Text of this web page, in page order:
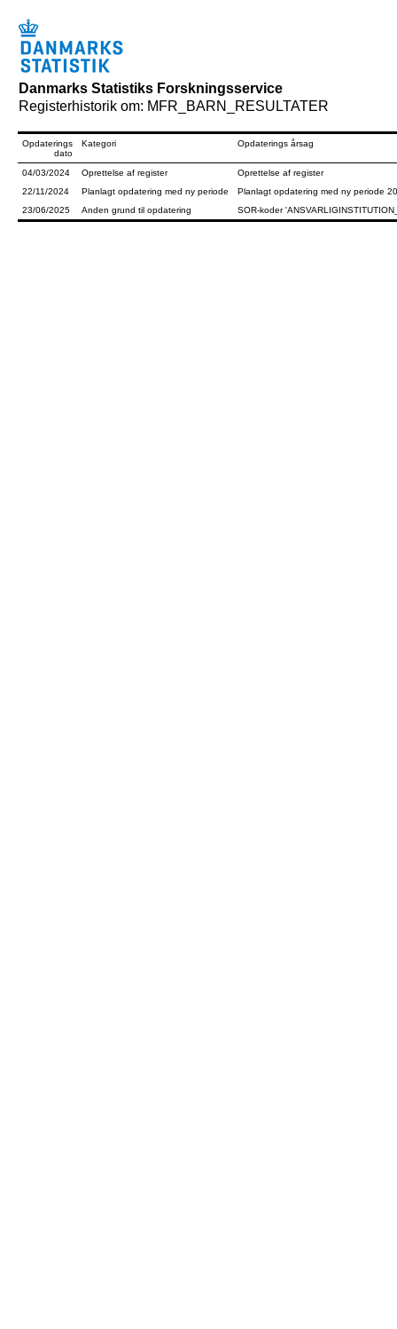
Danmarks Statistiks Forskningsservice
Registerhistorik om: MFR_BARN_RESULTATER
Opdaterings
dato
Kategori Opdaterings årsag
04/03/2024 Oprettelse af register
Oprettelse af register
22/11/2024
Planlagt opdatering med ny periode
Planlagt opdatering med ny periode
23/06/2025
Anden grund til opdatering SOR-koder